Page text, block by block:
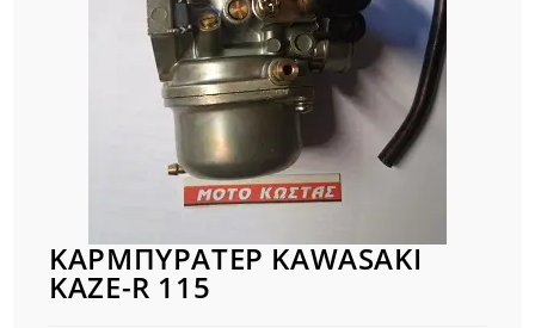
ΚΑΡΜΠΥΡΑΤΕΡ KAWASAKI
KAZE-R 115